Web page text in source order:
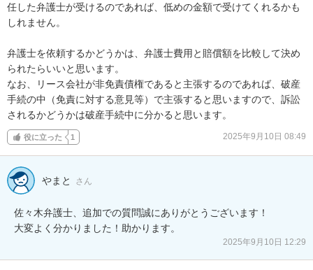
任した弁護士が受けるのであれば、低めの金額で受けてくれるかも
しれません。
弁護士を依頼するかどうかは、弁護士費用と賠償額を比較して決め
られたらいいと思います。
なお、リース会社が非免責債権であると主張するのであれば、破産
手続の中（免責に対する意見等）で主張すると思いますので、訴訟
されるかどうかは破産手続中に分かると思います。
役に立った 1 2025年9月10日 08:49
やまと さん
佐々木弁護士、追加での質問誠にありがとうございます！
大変よく分かりました！助かります。
2025年9月10日 12:29